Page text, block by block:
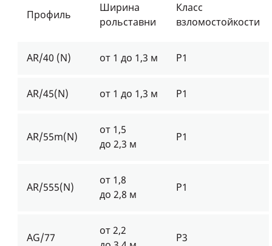
Профиль
Ширина
рольставни
Класс
взломостойкости
AR/40 (N) от 1 до 1,3 м Р1
AR/45(N) от 1 до 1,3 м Р1
AR/55m(N)
от 1,5
до 2,3 м
Р1
AR/555(N)
от 1,8
до 2,8 м
Р1
AG/77
от 2,2
Р3